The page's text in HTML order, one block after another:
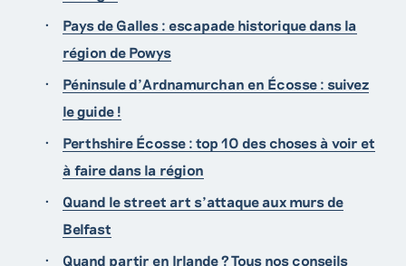
Pays de Galles : escapade historique dans la
région de Powys
Péninsule d’Ardnamurchan en Écosse : suivez
le guide !
Perthshire Écosse : top 10 des choses à voir et
à faire dans la région
Quand le street art s’attaque aux murs de
Belfast
Quand partir en Irlande ? Tous nos conseils